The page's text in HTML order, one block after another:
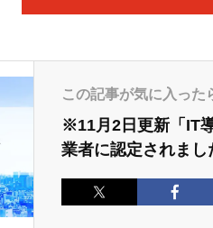
この記事が気に入った
※11月2日更新「IT
業者に認定されま